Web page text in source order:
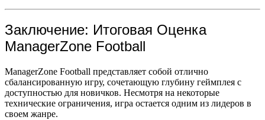
Заключение: Итоговая Оценка
ManagerZone Football
ManagerZone Football представляет собой отлично
сбалансированную игру, сочетающую глубину геймплея с
доступностью для новичков. Несмотря на некоторые
технические ограничения, игра остается одним из лидеров в
своем жанре.